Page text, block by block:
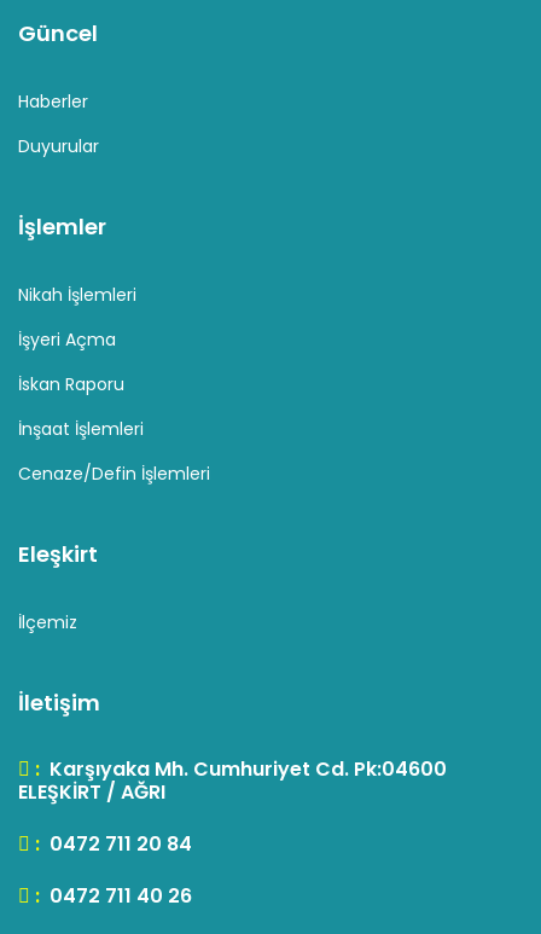
Güncel
Haberler
Duyurular
İşlemler
Nikah İşlemleri
İşyeri Açma
İskan Raporu
İnşaat İşlemleri
Cenaze/Defin İşlemleri
Eleşkirt
İlçemiz
İletişim
: Karşıyaka Mh. Cumhuriyet Cd. Pk:04600
ELEŞKİRT / AĞRI
: 0472 711 20 84
: 0472 711 40 26